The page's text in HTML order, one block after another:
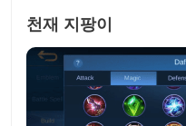
천재 지팡이